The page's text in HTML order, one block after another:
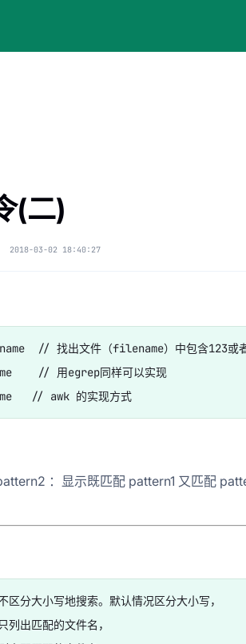
(二)
2018-03-02 18:40:27
// 找出文件（filename）中包含123或者
// 用egrep同样可以实现
awk '/123|abc/' filename   // awk 的实现方式
：显示既匹配 pattern1 又匹配
小写地搜索。默认情况区分大小写，
匹配的文件名，